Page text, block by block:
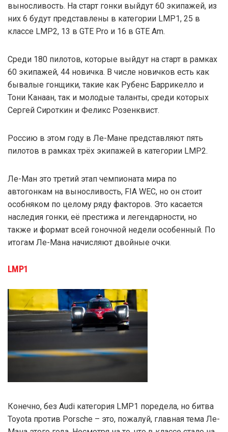
выносливость. На старт гонки выйдут 60 экипажей, из
них 6 будут представлены в категории LMP1, 25 в
классе LMP2, 13 в GTE Pro и 16 в GTE Am.
Среди 180 пилотов, которые выйдут на старт в рамках
60 экипажей, 44 новичка. В числе новичков есть как
бывалые гонщики, такие как Рубенс Баррикелло и
Тони Канаан, так и молодые таланты, среди которых
Сергей Сироткин и Феликс Розенквист.
Россию в этом году в Ле-Мане представляют пять
пилотов в рамках трёх экипажей в категории LMP2.
Ле-Ман это третий этап чемпионата мира по
автогонкам на выносливость, FIA WEC, но он стоит
особняком по целому ряду факторов. Это касается
наследия гонки, её престижа и легендарности, но
также и формат всей гоночной недели особенный. По
итогам Ле-Мана начисляют двойные очки.
LMP1
Конечно, без Audi категория LMP1 поредела, но битва
Toyota против Porsche – это, пожалуй, главная тема Ле-